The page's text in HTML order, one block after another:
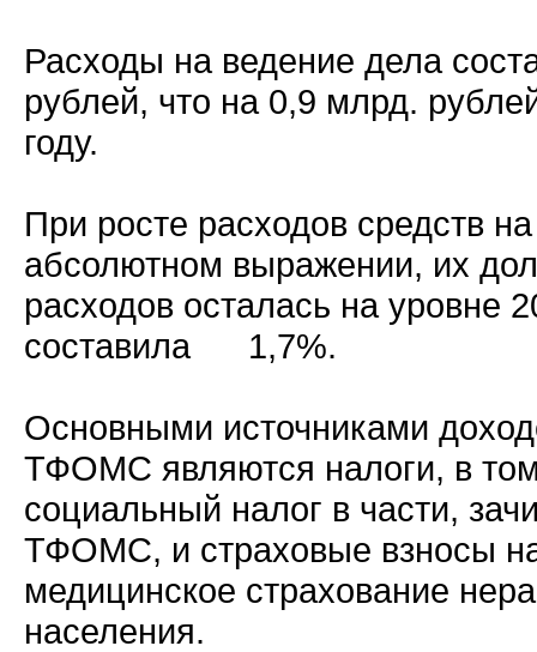
Расходы на ведение дела
рублей, что на 0,9 млрд.
году.
При росте расходов средств
абсолютном выражении, их
расходов осталась на уровне
составила 1,7%.
Основными источниками
ТФОМС являются налоги, в
социальный налог в части,
ТФОМС, и страховые взносы
медицинское страхование
населения.